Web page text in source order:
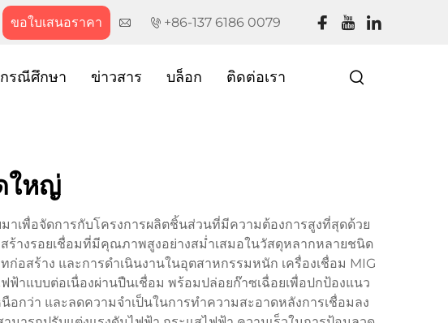
ขอใบเสนอราคา +86-137 6186 0079
กรณีศึกษา ข่าวสาร บล็อก ติดต่อเรา
ใหญ่
เพื่อจัดการกับโครงการผลิตชิ้นส่วนที่มีความต้องการสูงที่สุดด้วย
ร้างรอยเชื่อมที่มีคุณภาพสูงอย่างสม่ำเสมอในวัสดุหลากหลายชนิด
ก่อสร้าง และการดำเนินงานในอุตสาหกรรมหนัก เครื่องเชื่อม MIG
าแบบต่อเนื่องผ่านปืนเชื่อม พร้อมปล่อยก๊าซเฉื่อยเพื่อปกป้องแนว
กว่า และลดความจำเป็นในการทำความสะอาดหลังการเชื่อมลง